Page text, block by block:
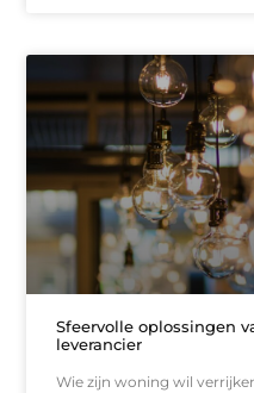
Sfeervolle oplossingen
leverancier
Wie zijn woning wil